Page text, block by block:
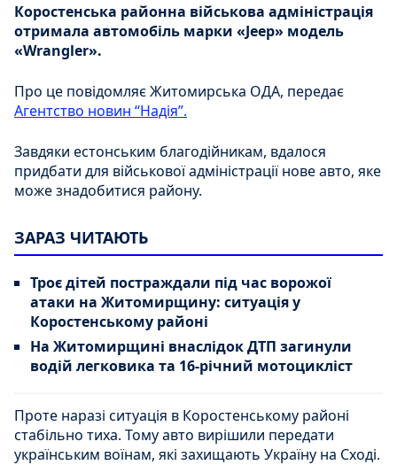
Коростенська районна військова адміністрація
отримала автомобіль марки «Jeep» модель
«Wrangler».
Про це повідомляє Житомирська ОДА, передає
Агентство новин “Надія”.
Завдяки естонським благодійникам, вдалося
придбати для військової адміністрації нове авто, яке
може знадобитися району.
ЗАРАЗ ЧИТАЮТЬ
Троє дітей постраждали під час ворожої
атаки на Житомирщину: ситуація у
Коростенському районі
На Житомирщині внаслідок ДТП загинули
водій легковика та 16-річний мотоцикліст
Проте наразі ситуація в Коростенському районі
стабільно тиха. Тому авто вирішили передати
українським воїнам, які захищають Україну на Сході.